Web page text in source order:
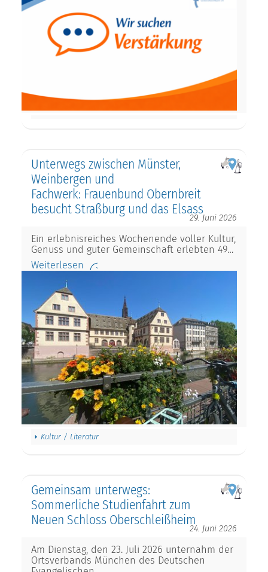
Unterwegs zwischen Münster,
Weinbergen und
Fachwerk: Frauenbund Obernbreit
besucht Straßburg und das Elsass
29. Juni 2026
Ein erlebnisreiches Wochenende voller Kultur,
Genuss und guter Gemeinschaft erlebten 49…
Weiterlesen
Kultur / Literatur
Gemeinsam unterwegs:
Sommerliche Studienfahrt zum
Neuen Schloss Oberschleißheim
24. Juni 2026
Am Dienstag, den 23. Juli 2026 unternahm der
Ortsverbands München des Deutschen